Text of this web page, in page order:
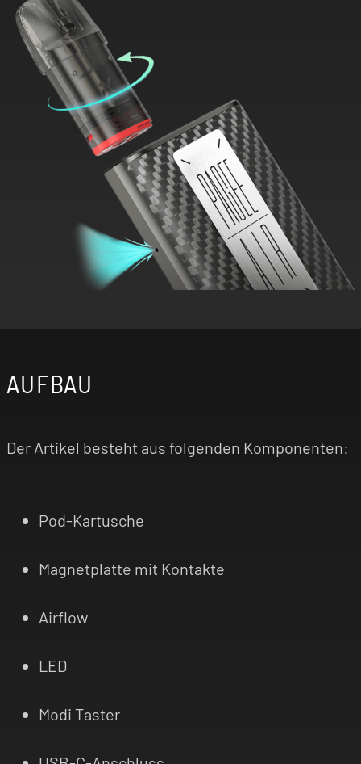
AUFBAU
Der Artikel besteht aus folgenden Komponenten:
Pod-Kartusche
Magnetplatte mit Kontakte
Airflow
LED
Modi Taster